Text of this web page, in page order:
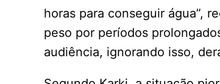
horas para conseguir água”,
peso por períodos
audiência, ignorando isso,